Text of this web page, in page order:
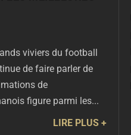
viviers du football
de faire parler de
de
figure parmi les...
LIRE PLUS